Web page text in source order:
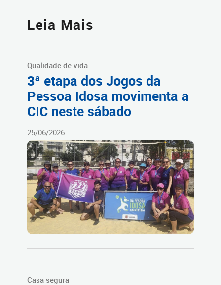
Leia Mais
Qualidade de vida
3ª etapa dos Jogos da
Pessoa Idosa movimenta a
CIC neste sábado
25/06/2026
Casa segura